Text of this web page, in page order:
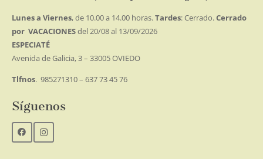
Lunes a Viernes, de 10.00 a 14.00 horas.Tardes: Cerrado.Cerrado
por VACACIONESdel 20/08 al 13/09/2026
ESPECIATÉ
Avenida de Galicia, 3 – 33005 OVIEDO
Tlfnos. 985271310 – 637 73 45 76
Síguenos